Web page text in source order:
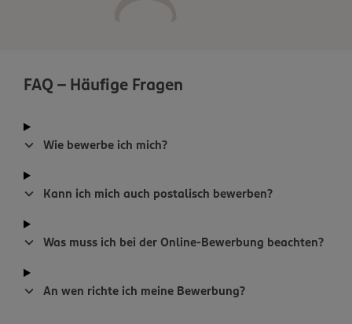
FAQ - Häufige Fragen
Wie bewerbe ich mich?
Kann ich mich auch postalisch bewerben?
Was muss ich bei der Online-Bewerbung beachten?
An wen richte ich meine Bewerbung?